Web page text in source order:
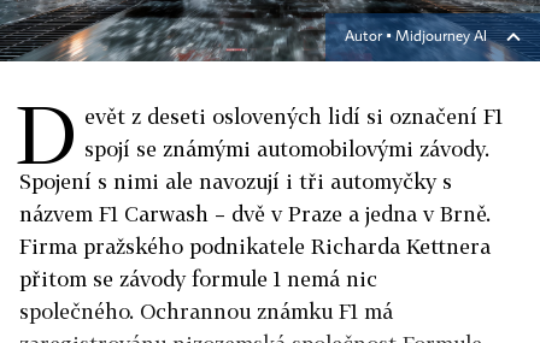
Autor ▪Midjourney AI
D evět z deseti oslovených lidí si označení F1
spojí se známými automobilovými závody.
Spojení s nimi ale navozují i tři automyčky s
názvem F1 Carwash – dvě v Praze a jedna v Brně.
Firma pražského podnikatele Richarda Kettnera
přitom se závody formule 1 nemá nic
společného. Ochrannou známku F1 má